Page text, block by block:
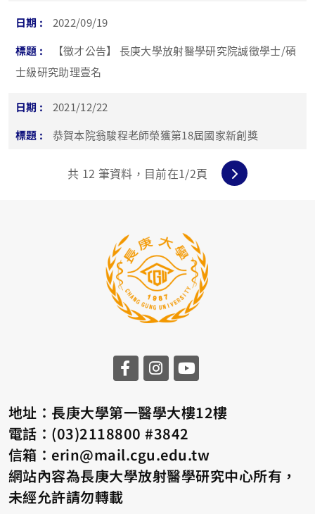
2022/09/19
【徵才公告】 長庚大學放射醫學研究院誠徵學士/碩
士級研究助理壹名
2021/12/22
恭賀本院翁駿程老師榮獲第18屆國家新創獎
共 12 筆資料，目前在1/2頁
地址：長庚大學第一醫學大樓12樓
電話：(03)2118800 #3842
信箱：erin@mail.cgu.edu.tw
網站內容為長庚大學放射醫學研究中心所有，
未經允許請勿轉載